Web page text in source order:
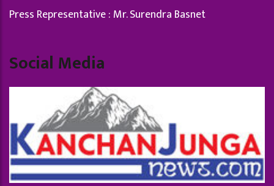
Press Representative : Mr. Surendra Basnet
Social Media